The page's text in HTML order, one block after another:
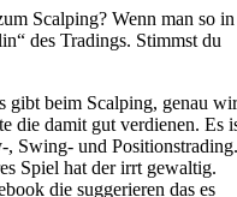
Scalping? Wenn man so in
des Tradings. Stimmst du
gibt beim Scalping, genau wir
die damit gut verdienen. Es
, Swing- und Positionstrading.
Spiel hat der irrt gewaltig.
die suggerieren das es